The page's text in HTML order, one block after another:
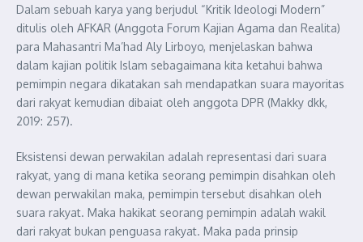
Dalam sebuah karya yang berjudul “Kritik Ideologi Modern”
ditulis oleh AFKAR (Anggota Forum Kajian Agama dan Realita)
para Mahasantri Ma’had Aly Lirboyo, menjelaskan bahwa
dalam kajian politik Islam sebagaimana kita ketahui bahwa
pemimpin negara dikatakan sah mendapatkan suara mayoritas
dari rakyat kemudian dibaiat oleh anggota DPR (Makky dkk,
2019: 257).
Eksistensi dewan perwakilan adalah representasi dari suara
rakyat, yang di mana ketika seorang pemimpin disahkan oleh
dewan perwakilan maka, pemimpin tersebut disahkan oleh
suara rakyat. Maka hakikat seorang pemimpin adalah wakil
dari rakyat bukan penguasa rakyat. Maka pada prinsip